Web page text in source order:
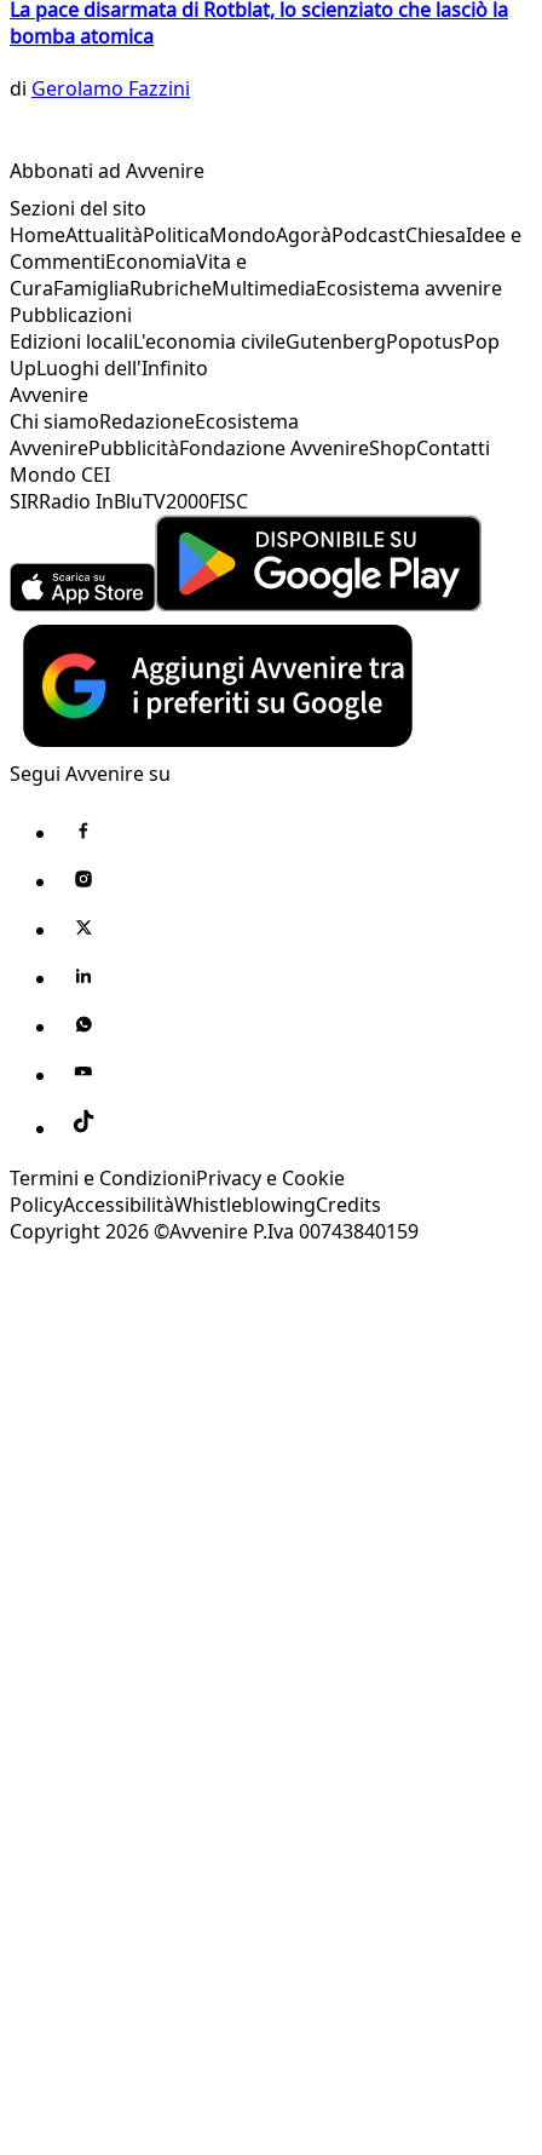
La pace disarmata di Rotblat, lo scienziato che lasciò la
bomba atomica
di Gerolamo Fazzini
Abbonati ad Avvenire
Sezioni del sito
HomeAttualitàPoliticaMondoAgoràPodcastChiesaIdee e
CommentiEconomiaVita e
CuraFamigliaRubricheMultimediaEcosistema avvenire
Pubblicazioni
Edizioni localiL'economia civileGutenbergPopotusPop
UpLuoghi dell'Infinito
Avvenire
Chi siamoRedazioneEcosistema
AvvenirePubblicitàFondazione AvvenireShopContatti
Mondo CEI
SIRRadio InBluTV2000FISC
Segui Avvenire su
Termini e CondizioniPrivacy e Cookie
PolicyAccessibilitàWhistleblowingCredits
Copyright 2026 ©Avvenire P.Iva 00743840159